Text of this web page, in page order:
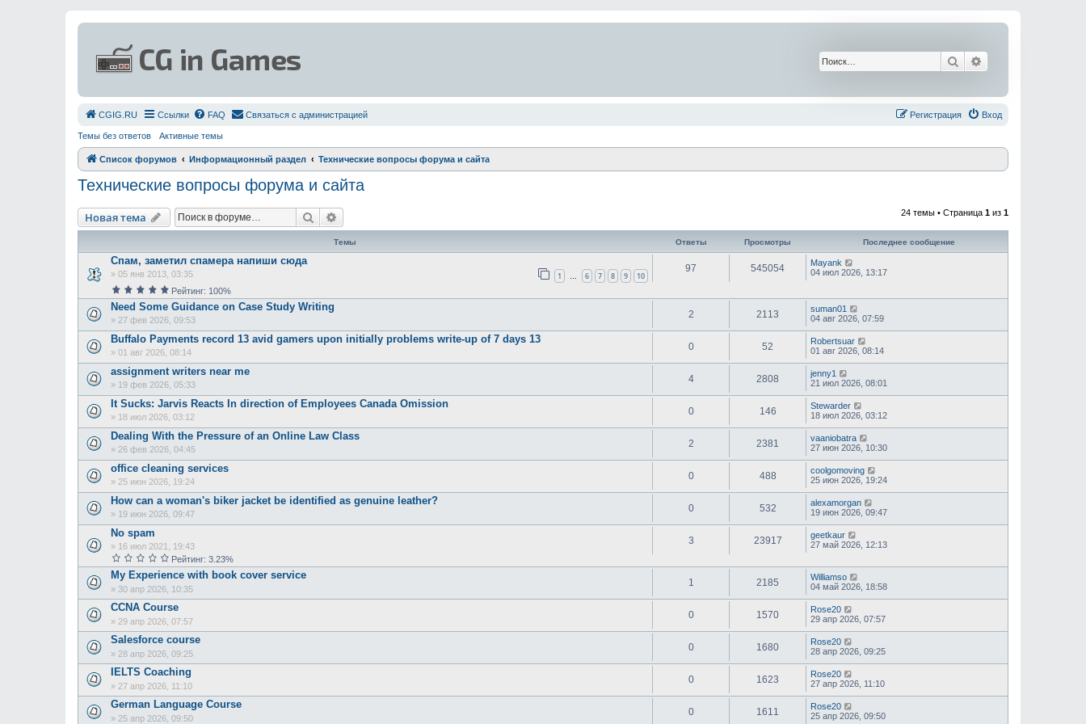
Поиск
СGIG.RU Ссылки FAQ Связаться с администрацией Вход
Регистрация
Темы без ответов Активные темы
Список форумов Информационный раздел Технические вопросы форума и сайта
Технические вопросы форума и сайта
Новая тема Поиск 24 темы • Страница 1 из 1
Темы Ответы Просмотры Последнее сообщение
Спам, заметил спамера напиши сюда
» 05 янв 2013, 03:35 1 … 6 7 8 9 10
Рейтинг: 100%
97 545054
Mayank
04 июл 2026, 13:17
Need Some Guidance on Case Study Writing
» 27 фев 2026, 09:53
2 2113
suman01
04 авг 2026, 07:59
Buffalo Payments record 13 avid gamers upon initially problems write-up of 7 days 13
» 01 авг 2026, 08:14
0 52
Robertsuar
01 авг 2026, 08:14
assignment writers near me
» 19 фев 2026, 05:33
4 2808
jenny1
21 июл 2026, 08:01
It Sucks: Jarvis Reacts In direction of Employees Canada Omission
» 18 июл 2026, 03:12
0 146
Stewarder
18 июл 2026, 03:12
Dealing With the Pressure of an Online Law Class
» 26 фев 2026, 04:45
2 2381
vaaniobatra
27 июн 2026, 10:30
office cleaning services
» 25 июн 2026, 19:24
0 488
coolgomoving
25 июн 2026, 19:24
How can a woman's biker jacket be identified as genuine leather?
» 19 июн 2026, 09:47
0 532
alexamorgan
19 июн 2026, 09:47
No spam
» 16 июл 2021, 19:43
Рейтинг: 3.23%
3 23917
geetkaur
27 май 2026, 12:13
My Experience with book cover service
» 30 апр 2026, 10:35
1 2185
Williamso
04 май 2026, 18:58
CCNA Course
» 29 апр 2026, 07:57
0 1570
Rose20
29 апр 2026, 07:57
Salesforce course
» 28 апр 2026, 09:25
0 1680
Rose20
28 апр 2026, 09:25
IELTS Coaching
» 27 апр 2026, 11:10
0 1623
Rose20
27 апр 2026, 11:10
German Language Course
» 25 апр 2026, 09:50
0 1611
Rose20
25 апр 2026, 09:50